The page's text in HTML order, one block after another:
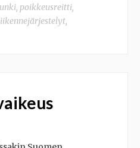
, poikkeusreitti,
,